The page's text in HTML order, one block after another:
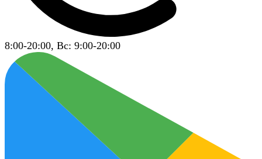
8:00-20:00, Вс: 9:00-20:00